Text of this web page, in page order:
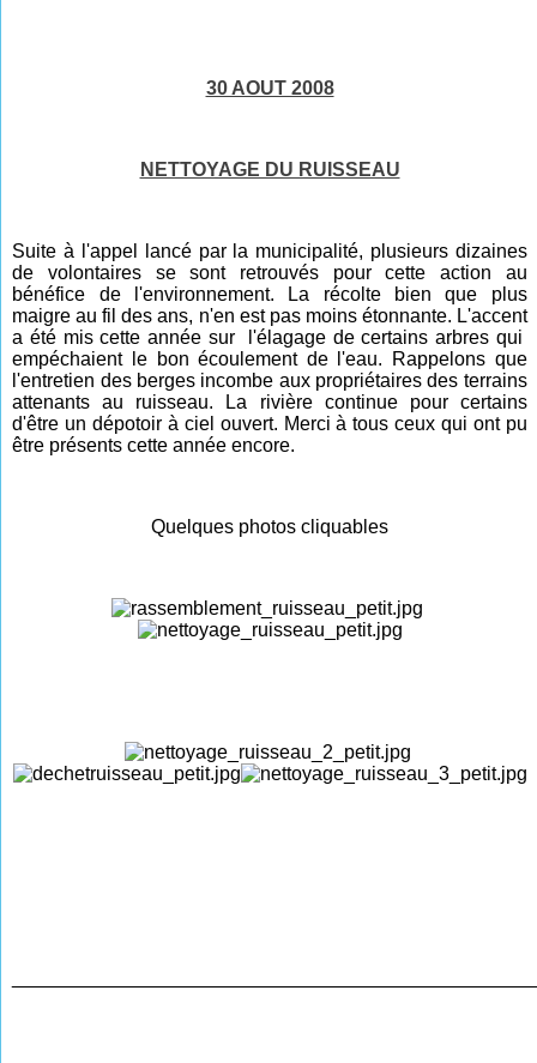
30 AOUT 2008
NETTOYAGE DU RUISSEAU
Suite à l'appel lancé par la municipalité, plusieurs dizaines
de volontaires se sont retrouvés pour cette action au
bénéfice de l'environnement. La récolte bien que plus
maigre au fil des ans, n'en est pas moins étonnante. L'accent
a été mis cette année sur l'élagage de certains arbres qui
empéchaient le bon écoulement de l'eau. Rappelons que
l'entretien des berges incombe aux propriétaires des terrains
attenants au ruisseau. La rivière continue pour certains
d'être un dépotoir à ciel ouvert. Merci à tous ceux qui ont pu
être présents cette année encore.
Quelques photos cliquables